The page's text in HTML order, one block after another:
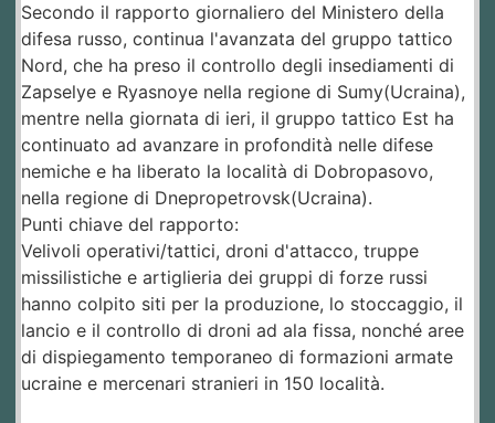
Secondo il rapporto giornaliero del Ministero della
difesa russo, continua l'avanzata del gruppo tattico
Nord, che ha preso il controllo degli insediamenti di
Zapselye e Ryasnoye nella regione di Sumy(Ucraina),
mentre nella giornata di ieri, il gruppo tattico Est ha
continuato ad avanzare in profondità nelle difese
nemiche e ha liberato la località di Dobropasovo,
nella regione di Dnepropetrovsk(Ucraina).
Punti chiave del rapporto:
Velivoli operativi/tattici, droni d'attacco, truppe
missilistiche e artiglieria dei gruppi di forze russi
hanno colpito siti per la produzione, lo stoccaggio, il
lancio e il controllo di droni ad ala fissa, nonché aree
di dispiegamento temporaneo di formazioni armate
ucraine e mercenari stranieri in 150 località.